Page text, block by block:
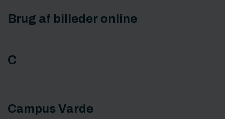
Brug af billeder online
C
Campus Varde